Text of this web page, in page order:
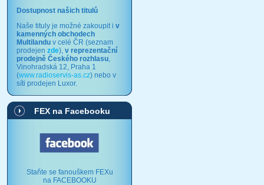
Dostupnost našich titulů
Naše tituly je možné zakoupit i v
kamenných obchodech
Multilandu v celé ČR (seznam
prodejen zde), v reprezentační
prodejně Českého rozhlasu,
Vinohradská 12, Praha 1
(www.radioservis-as.cz) nebo v
síti prodejen Luxor.
FEX na Facebooku
Staňte se fanouškem FEXu
na FACEBOOKU